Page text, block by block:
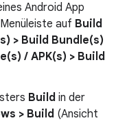
Android App
auf Build
> Build Bundle(s)
/ APK(s) > Build
Build in der
> Build (Ansicht